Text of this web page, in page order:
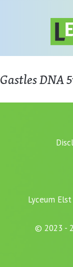
Gastles DNA
Lyceum
© 2023 -